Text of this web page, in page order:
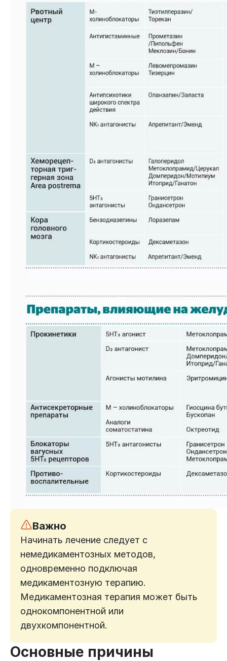
Важно
Начинать лечение следует с
немедикаментозных методов,
одновременно подключая
медикаментозную терапию.
Медикаментозная терапия может быть
однокомпонентной или
двухкомпонентной.
Основные причины